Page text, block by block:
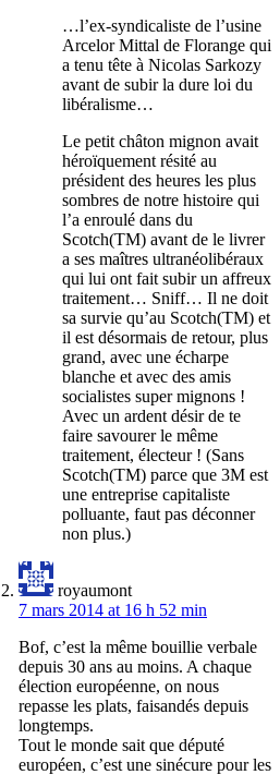
…l’ex-syndicaliste de l’usine
Arcelor Mittal de Florange qui
a tenu tête à Nicolas Sarkozy
avant de subir la dure loi du
libéralisme…
Le petit châton mignon avait
héroïquement résité au
président des heures les plus
sombres de notre histoire qui
l’a enroulé dans du
Scotch(TM) avant de le livrer
a ses maîtres ultranéolibéraux
qui lui ont fait subir un affreux
traitement… Sniff… Il ne doit
sa survie qu’au Scotch(TM) et
il est désormais de retour, plus
grand, avec une écharpe
blanche et avec des amis
socialistes super mignons !
Avec un ardent désir de te
faire savourer le même
traitement, électeur ! (Sans
Scotch(TM) parce que 3M est
une entreprise capitaliste
polluante, faut pas déconner
non plus.)
royaumont
7 mars 2014 at 16 h 52 min
Bof, c’est la même bouillie verbale
depuis 30 ans au moins. A chaque
élection européenne, on nous
repasse les plats, faisandés depuis
longtemps.
Tout le monde sait que député
européen, c’est une sinécure pour les